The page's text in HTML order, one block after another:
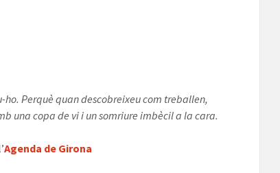
ho. Perquè quan descobreixeu com treballen,
una copa de vi i un somriure imbècil a la cara.
Agenda de Girona